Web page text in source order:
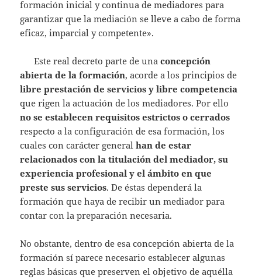
formación inicial y continua de mediadores para
garantizar que la mediación se lleve a cabo de forma
eficaz, imparcial y competente».
Este real decreto parte de una concepción
abierta de la formación, acorde a los principios de
libre prestación de servicios y libre competencia
que rigen la actuación de los mediadores. Por ello
no se establecen requisitos estrictos o cerrados
respecto a la configuración de esa formación, los
cuales con carácter generalhan de estar
relacionados con la titulación del mediador, su
experiencia profesional y el ámbito en que
preste sus servicios. De éstas dependerá la
formación que haya de recibir un mediador para
contar con la preparación necesaria.
No obstante, dentro de esa concepción abierta de la
formación sí parece necesario establecer algunas
reglas básicas que preserven el objetivo de aquélla